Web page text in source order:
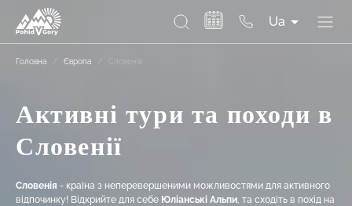
Ua
Головна Європа / Словенія
Активні тури та походи в
Словенії
Словенія - країна з неперевершеними можливостями для активного
відпочинку! Відкрийте для себе Юліанські Альпи, та сходіть в похід на